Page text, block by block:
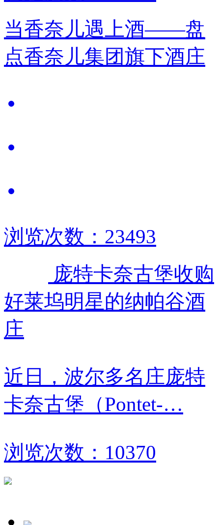
当香奈儿遇上酒——盘
点香奈儿集团旗下酒庄
浏览次数：23493
庞特卡奈古堡收购
好莱坞明星的纳帕谷酒
庄
近日，波尔多名庄庞特
卡奈古堡（Pontet-…
浏览次数：10370